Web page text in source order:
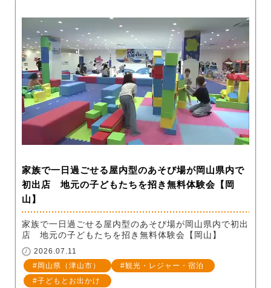
家族で一日過ごせる屋内型のあそび場が岡山県内で
初出店 地元の子どもたちを招き無料体験会【岡
山】
家族で一日過ごせる屋内型のあそび場が岡山県内で初出
店 地元の子どもたちを招き無料体験会【岡山】
2026.07.11
岡山県（津山市）
観光・レジャー・宿泊
子どもとお出かけ